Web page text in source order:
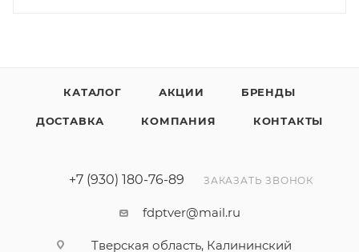
КАТАЛОГ АКЦИИ БРЕНДЫ
ДОСТАВКА КОМПАНИЯ КОНТАКТЫ
+7 (930) 180-76-89 ЗАКАЗАТЬ ЗВОНОК
fdptver@mail.ru
Тверская область, Калининский